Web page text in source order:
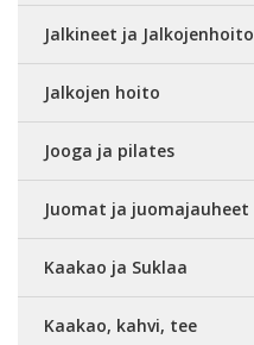
Jalkineet ja Jalkojenhoito
Jalkojen hoito
Jooga ja pilates
Juomat ja juomajauheet
Kaakao ja Suklaa
Kaakao, kahvi, tee